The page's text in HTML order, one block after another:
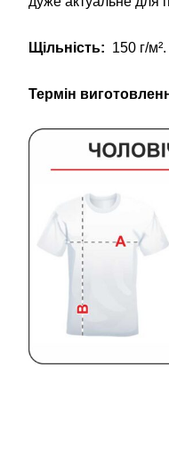
Щільність: 150 г/м².
Термін